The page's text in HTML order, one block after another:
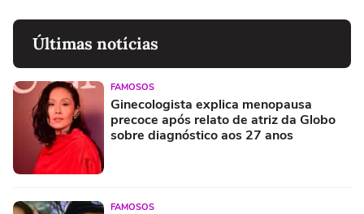
Últimas notícias
FAMOSOS
Ginecologista explica menopausa
precoce após relato de atriz da Globo
sobre diagnóstico aos 27 anos
FAMOSOS